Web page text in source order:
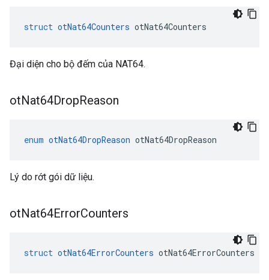
struct otNat64Counters otNat64Counters
Đại diện cho bộ đếm của NAT64.
otNat64DropReason
enum otNat64DropReason otNat64DropReason
Lý do rớt gói dữ liệu.
otNat64ErrorCounters
struct otNat64ErrorCounters otNat64ErrorCounters